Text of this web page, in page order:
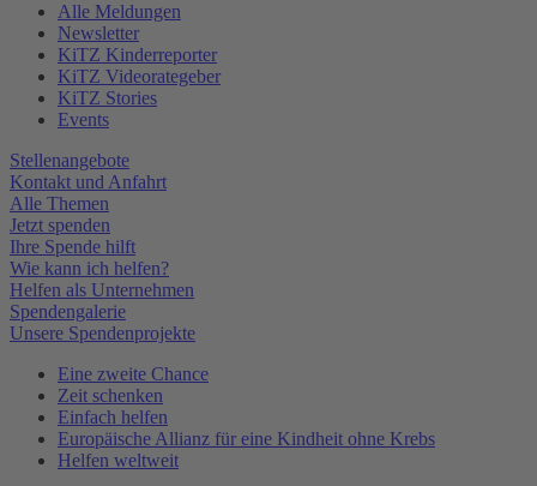
Alle Meldungen
Newsletter
KiTZ Kinderreporter
KiTZ Videorategeber
KiTZ Stories
Events
Stellenangebote
Kontakt und Anfahrt
Alle Themen
Jetzt spenden
Ihre Spende hilft
Wie kann ich helfen?
Helfen als Unternehmen
Spendengalerie
Unsere Spendenprojekte
Eine zweite Chance
Zeit schenken
Einfach helfen
Europäische Allianz für eine Kindheit ohne Krebs
Helfen weltweit